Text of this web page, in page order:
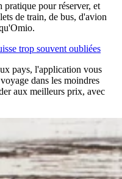
pratique pour réserver, et
de train, de bus, d'avion
trop souvent oubliées
pays, l'application vous
dans les moindres
aux meilleurs prix, avec